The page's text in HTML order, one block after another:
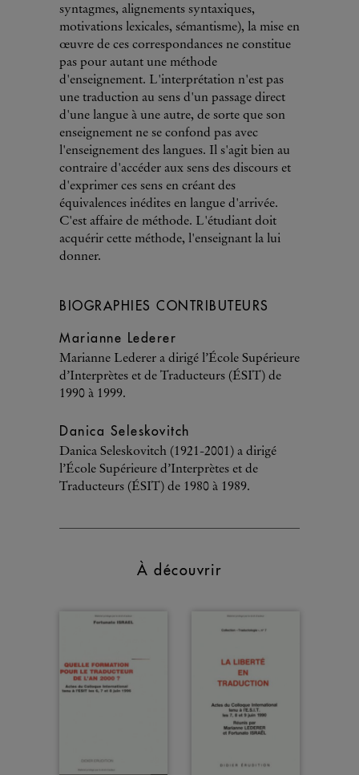
syntagmes, alignements syntaxiques,
motivations lexicales, sémantisme), la mise en
œuvre de ces correspondances ne constitue
pas pour autant une méthode
d'enseignement. L'interprétation n'est pas
une traduction au sens d'un passage direct
d'une langue à une autre, de sorte que son
enseignement ne se confond pas avec
l'enseignement des langues. Il s'agit bien au
contraire d'accéder aux sens des discours et
d'exprimer ces sens en créant des
équivalences inédites en langue d'arrivée.
C'est affaire de méthode. L'étudiant doit
acquérir cette méthode, l'enseignant la lui
donner.
BIOGRAPHIES CONTRIBUTEURS
Marianne Lederer
Marianne Lederer a dirigé l’École Supérieure
d’Interprètes et de Traducteurs (ÉSIT) de
1990 à 1999.
Danica Seleskovitch
Danica Seleskovitch (1921-2001) a dirigé
l’École Supérieure d’Interprètes et de
Traducteurs (ÉSIT) de 1980 à 1989.
À découvrir